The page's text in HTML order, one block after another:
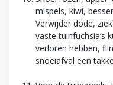
mispels, kiwi,
Verwijder dode,
vaste tuinfuchsia’s
verloren hebben,
snoeiafval een